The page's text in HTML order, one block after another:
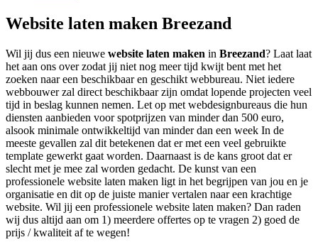
Website laten maken Breezand
Wil jij dus een nieuwe website laten maken in Breezand? Laat laat
het aan ons over zodat jij niet nog meer tijd kwijt bent met het
zoeken naar een beschikbaar en geschikt webbureau. Niet iedere
webbouwer zal direct beschikbaar zijn omdat lopende projecten veel
tijd in beslag kunnen nemen. Let op met webdesignbureaus die hun
diensten aanbieden voor spotprijzen van minder dan 500 euro,
alsook minimale ontwikkeltijd van minder dan een week In de
meeste gevallen zal dit betekenen dat er met een veel gebruikte
template gewerkt gaat worden. Daarnaast is de kans groot dat er
slecht met je mee zal worden gedacht. De kunst van een
professionele website laten maken ligt in het begrijpen van jou en je
organisatie en dit op de juiste manier vertalen naar een krachtige
website. Wil jij een professionele website laten maken? Dan raden
wij dus altijd aan om 1) meerdere offertes op te vragen 2) goed de
prijs / kwaliteit af te wegen!